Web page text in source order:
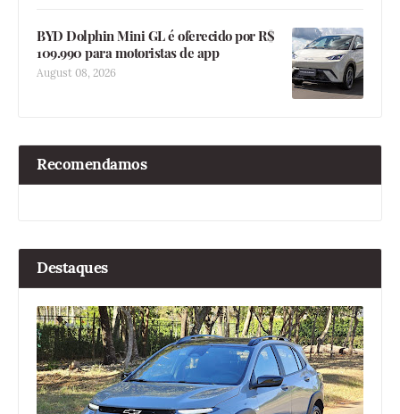
BYD Dolphin Mini GL é oferecido por R$
109.990 para motoristas de app
August 08, 2026
Recomendamos
Destaques